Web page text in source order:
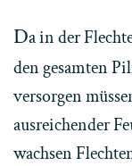
Da in der
den gesamten
versorgen
ausreichender
wachsen